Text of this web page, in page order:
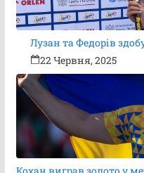
Лузан та Федорів
22 Червня, 2025